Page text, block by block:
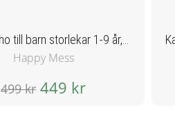
Happy Mess
499 kr449 kr